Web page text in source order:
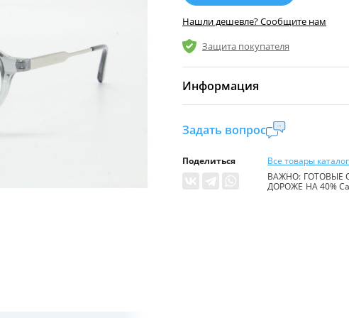
Нашли дешевле? Сообщите нам
Защита покупателя
Информация
21 %
Уровень доступа:0
* Общие условия читайте в
Задать вопрос
Поделиться
Все товары
ВАЖНО: ГОТОВЫЕ
ДОРОЖЕ НА 40%